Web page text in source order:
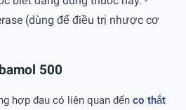
(dùng để điều trị nhược cơ
500
hợp đau có liên quan đến co thắt